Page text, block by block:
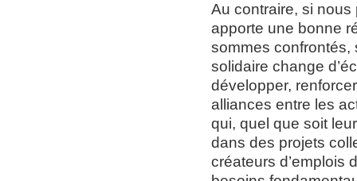
Au contraire, si nous
apporte une bonne
sommes confrontés,
solidaire change
développer,
alliances entre les
qui, quel que soit
dans des projets
créateurs d’emplois